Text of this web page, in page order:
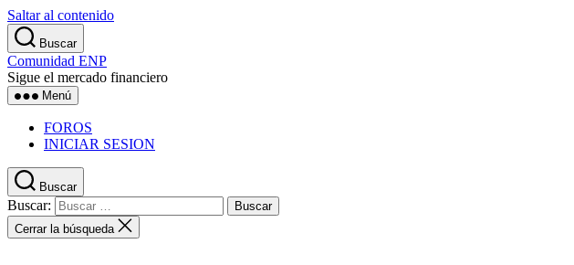
Saltar al contenido
Buscar
Comunidad ENP
Sigue el mercado financiero
Menú
FOROS
INICIAR SESION
Buscar
Buscar:
Cerrar la búsqueda